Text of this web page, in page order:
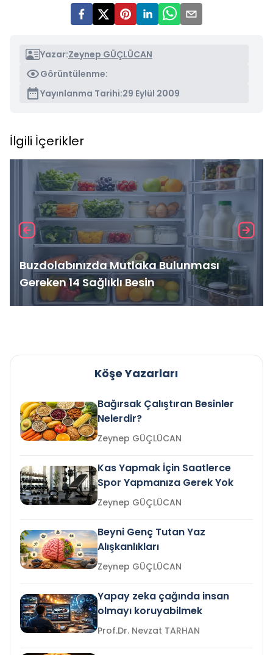
Yazar:Zeynep GÜÇLÜCAN
Görüntülenme:
Yayınlanma Tarihi:29 Eylül 2009
İlgili İçerikler
Buzdolabınızda Mutlaka Bulunması
Gereken 14 Sağlıklı Besin
Köşe Yazarları
Bağırsak Çalıştıran Besinler
Nelerdir?
Zeynep GÜÇLÜCAN
Kas Yapmak İçin Saatlerce
Spor Yapmanıza Gerek Yok
Zeynep GÜÇLÜCAN
Beyni Genç Tutan Yaz
Alışkanlıkları
Zeynep GÜÇLÜCAN
Yapay zeka çağında insan
olmayı koruyabilmek
Prof.Dr. Nevzat TARHAN